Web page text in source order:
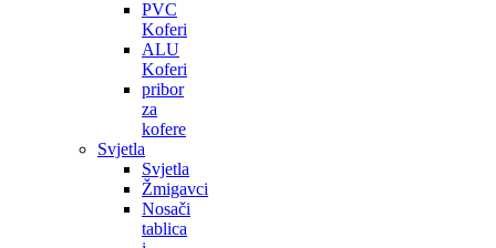
PVC
Koferi
ALU
Koferi
pribor
za
kofere
Svjetla
Svjetla
Žmigavci
Nosači
tablica